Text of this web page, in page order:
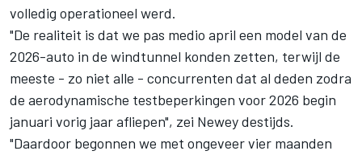
volledig operationeel werd.
"De realiteit is dat we pas medio april een model van de
2026-auto in de windtunnel konden zetten, terwijl de
meeste - zo niet alle - concurrenten dat al deden zodra
de aerodynamische testbeperkingen voor 2026 begin
januari vorig jaar afliepen", zei Newey destijds.
"Daardoor begonnen we met ongeveer vier maanden